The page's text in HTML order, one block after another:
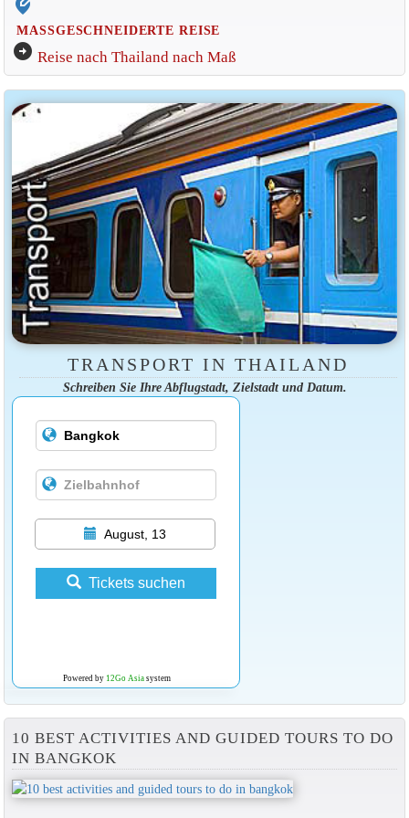
edit_location_alt
MASSGESCHNEIDERTE REISE
arrow_circle_right Reise nach Thailand nach Maß
TRANSPORT IN THAILAND
Schreiben Sie Ihre Abflugstadt, Zielstadt und Datum.
August, 13
Tickets suchen
Powered by 12Go Asiasystem
10 BEST ACTIVITIES AND GUIDED TOURS TO DO
IN BANGKOK